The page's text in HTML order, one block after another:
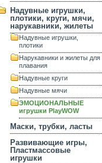
Надувные игрушки,
плотики, круги, мячи,
нарукавники, жилеты
Надувные игрушки,
плотики
Нарукавники и жилеты для
плавания
Надувные круги
Надувные мячи
ЭМОЦИОНАЛЬНЫЕ
игрушки PlayWOW
Маски, трубки, ласты
Развивающие игры,
Пластмассовые
игрушки